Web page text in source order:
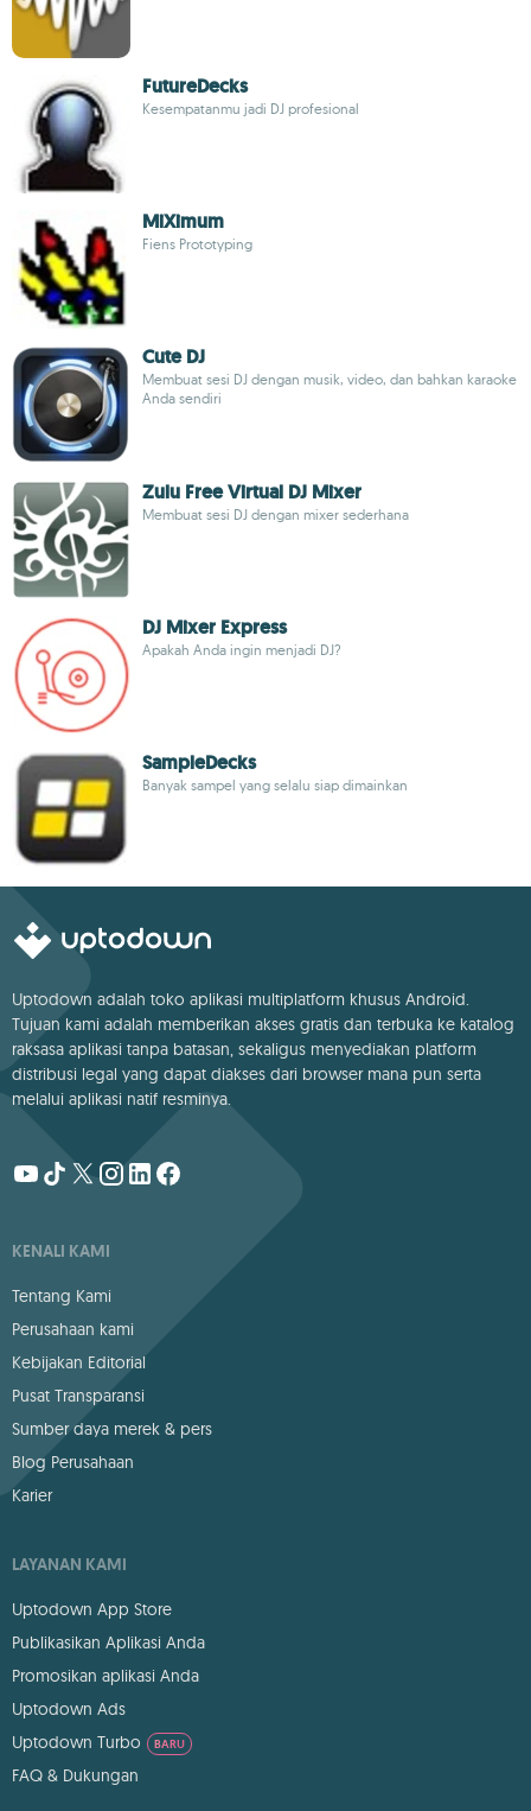
FutureDecks
Kesempatanmu jadi DJ profesional
MiXimum
Fiens Prototyping
Cute DJ
Membuat sesi DJ dengan musik, video, dan bahkan karaoke
Anda sendiri
Zulu Free Virtual DJ Mixer
Membuat sesi DJ dengan mixer sederhana
DJ Mixer Express
Apakah Anda ingin menjadi DJ?
SampleDecks
Banyak sampel yang selalu siap dimainkan
Uptodown adalah toko aplikasi multiplatform khusus Android.
Tujuan kami adalah memberikan akses gratis dan terbuka ke katalog
raksasa aplikasi tanpa batasan, sekaligus menyediakan platform
distribusi legal yang dapat diakses dari browser mana pun serta
melalui aplikasi natif resminya.
KENALI KAMI
Tentang Kami
Perusahaan kami
Kebijakan Editorial
Pusat Transparansi
Sumber daya merek & pers
Blog Perusahaan
Karier
LAYANAN KAMI
Uptodown App Store
Publikasikan Aplikasi Anda
Promosikan aplikasi Anda
Uptodown Ads
Uptodown Turbo
BARU
FAQ & Dukungan